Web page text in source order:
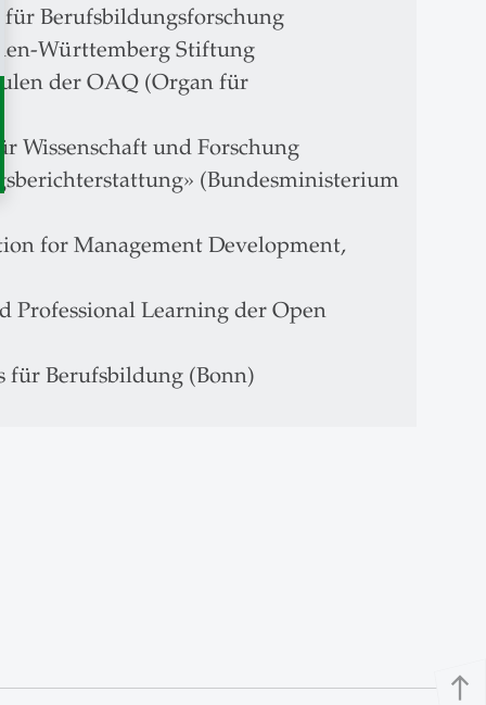
Berufsbildungsforschung
Württemberg Stiftung
der OAQ (Organ für
Wissenschaft und Forschung
(Bundesministerium
for Management Development,
Professional Learning der Open
für Berufsbildung (Bonn)
north